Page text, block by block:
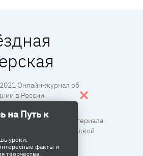
Онлайн-журнал об
в России.
Перпечатка материала
редакции и ссылкой
на Путь к
уроки,
факты и
творчества.